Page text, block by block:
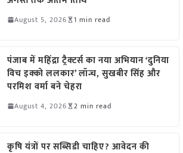
August 5, 2026 1 min read
पंजाब में महिंद्रा ट्रैक्टर्स का नया अभियान ‘दुनिया
विच इक्को ललकार’ लॉन्च, सुखबीर सिंह और
परमिश वर्मा बने चेहरा
August 4, 2026 2 min read
कृषि यंत्रों पर सब्सिडी चाहिए? आवेदन की